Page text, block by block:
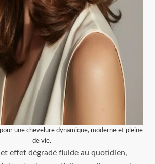
une chevelure dynamique, moderne et pleine
de vie.
effet dégradé fluide au quotidien,